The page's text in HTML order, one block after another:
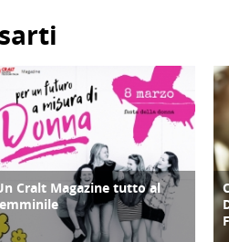
Cralt Magazine tutto al